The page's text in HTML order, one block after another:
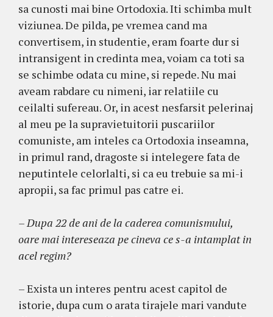
sa cunosti mai bine Ortodoxia. Iti schimba mult
viziunea. De pilda, pe vremea cand ma
convertisem, in studentie, eram foarte dur si
intransigent in credinta mea, voiam ca toti sa
se schimbe odata cu mine, si repede. Nu mai
aveam rabdare cu nimeni, iar relatiile cu
ceilalti sufereau. Or, in acest nesfarsit pelerinaj
al meu pe la supravietuitorii puscariilor
comuniste, am inteles ca Ortodoxia inseamna,
in primul rand, dragoste si intelegere fata de
neputintele celorlalti, si ca eu trebuie sa mi-i
apropii, sa fac primul pas catre ei.
– Dupa 22 de ani de la caderea comunismului,
oare mai intereseaza pe cineva ce s-a intamplat in
acel regim?
– Exista un interes pentru acest capitol de
istorie, dupa cum o arata tirajele mari vandute